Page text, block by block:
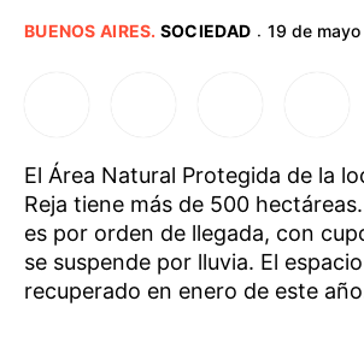
BUENOS AIRES. SOCIEDAD · 19 de
El Área Natural Protegida de la
Reja tiene más de 500
es por orden de llegada, con
se suspende por lluvia. El
recuperado en enero de este